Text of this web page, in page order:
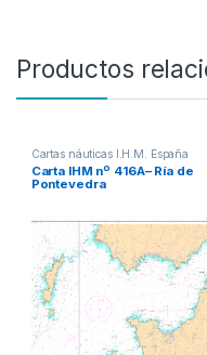
Productos
Cartas náuticas I.H.M. España
Carta IHM nº 416A– Ría de
Pontevedra